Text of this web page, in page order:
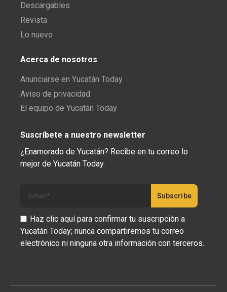
Descargables
Revista
Lo nuevo
Acerca de nosotros
Anunciarse en Yucatán Today
Aviso de privacidad
El equipo de Yucatán Today
Suscríbete a nuestro newsletter
¿Enamorado de Yucatán? Recibe en tu correo lo
mejor de Yucatán Today.
Haz clic aquí para confirmar tu suscripción a
Yucatán Today; nunca compartiremos tu correo
electrónico ni ninguna otra información con terceros.